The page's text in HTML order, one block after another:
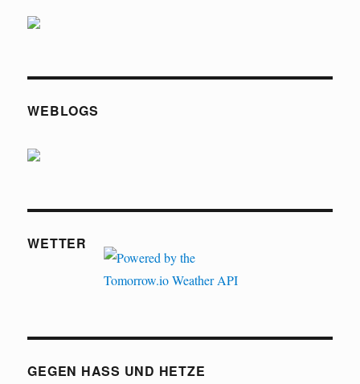
WEBLOGS
WETTER
GEGEN HASS UND HETZE